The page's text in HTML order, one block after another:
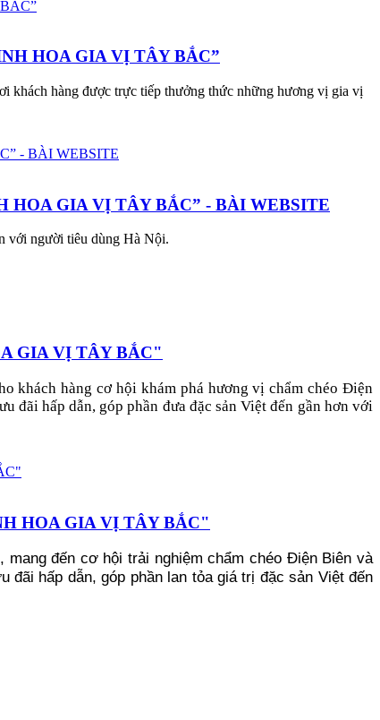
HOA GIA VỊ TÂY BẮC”
khách hàng được trực tiếp thưởng thức những hương vị gia vị
HOA GIA VỊ TÂY BẮC” - BÀI WEBSITE
với người tiêu dùng Hà Nội.
GIA VỊ TÂY BẮC"
khách hàng cơ hội khám phá hương vị chẩm chéo Điện
đãi hấp dẫn, góp phần đưa đặc sản Việt đến gần hơn với
HOA GIA VỊ TÂY BẮC"
đến cơ hội trải nghiệm chẩm chéo Điện Biên và
hấp dẫn, góp phần lan tỏa giá trị đặc sản Việt đến